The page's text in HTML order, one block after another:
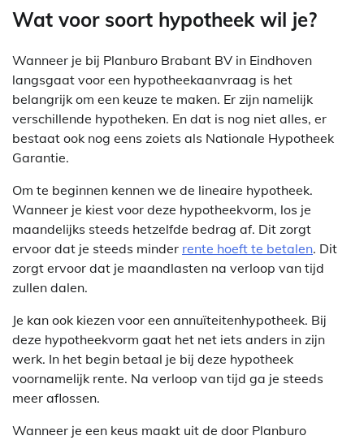
Wat voor soort hypotheek wil je?
Wanneer je bij Planburo Brabant BV in Eindhoven
langsgaat voor een hypotheekaanvraag is het
belangrijk om een keuze te maken. Er zijn namelijk
verschillende hypotheken. En dat is nog niet alles, er
bestaat ook nog eens zoiets als Nationale Hypotheek
Garantie.
Om te beginnen kennen we de lineaire hypotheek.
Wanneer je kiest voor deze hypotheekvorm, los je
maandelijks steeds hetzelfde bedrag af. Dit zorgt
ervoor dat je steeds minder rente hoeft te betalen. Dit
zorgt ervoor dat je maandlasten na verloop van tijd
zullen dalen.
Je kan ook kiezen voor een annuïteitenhypotheek. Bij
deze hypotheekvorm gaat het net iets anders in zijn
werk. In het begin betaal je bij deze hypotheek
voornamelijk rente. Na verloop van tijd ga je steeds
meer aflossen.
Wanneer je een keus maakt uit de door Planburo